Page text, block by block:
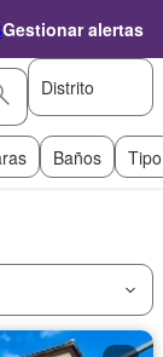
Gestionar alertas
Distrito
Baños